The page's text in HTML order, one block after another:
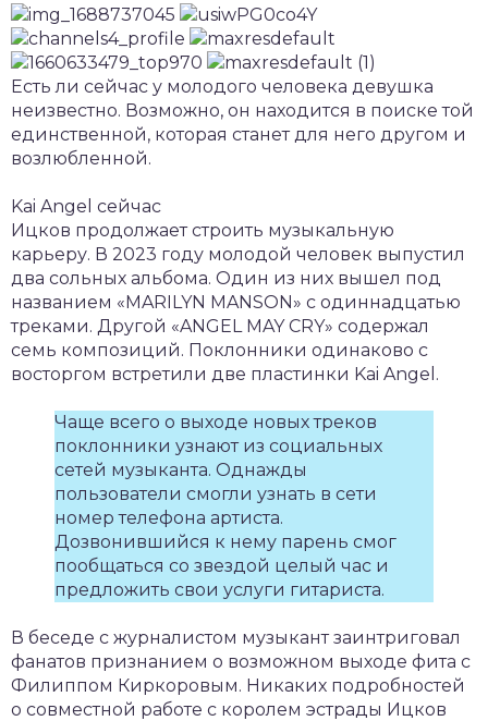
Есть ли сейчас у молодого человека девушка
неизвестно. Возможно, он находится в поиске той
единственной, которая станет для него другом и
возлюбленной.
Kai Angel сейчас
Ицков продолжает строить музыкальную
карьеру. В 2023 году молодой человек выпустил
два сольных альбома. Один из них вышел под
названием «MARILYN MANSON» с одиннадцатью
треками. Другой «ANGEL MAY CRY» содержал
семь композиций. Поклонники одинаково с
восторгом встретили две пластинки Kai Angel.
Чаще всего о выходе новых треков
поклонники узнают из социальных
сетей музыканта. Однажды
пользователи смогли узнать в сети
номер телефона артиста.
Дозвонившийся к нему парень смог
пообщаться со звездой целый час и
предложить свои услуги гитариста.
В беседе с журналистом музыкант заинтриговал
фанатов признанием о возможном выходе фита с
Филиппом Киркоровым. Никаких подробностей
о совместной работе с королем эстрады Ицков